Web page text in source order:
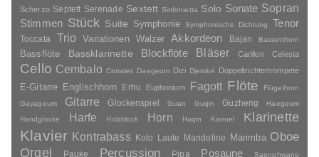
Scherzo Septett Serenade Sextett Sinfonietta Solo Sonate Sopran
Stimmen Stück Suite Symphonie Symphonische Dichtung Tenor
Toccata Trio Variationen Walzer Akkordeon Bajan Bassetthorn
Bassflöte Bassklarinette Blockflöte Bläser Carillon Celesta
Cello Cembalo Crotales Daegeum Dizi Djembé Doppeltrichtertrompete
E-Gitarre Englischhorn Erhu Euphonium Fagott Flöte
Flügelhorn
Gayageum
Gitarre Glockenspiel Guan Guqin Guzheng
Haegeum
Handglocke
Harfe Holzblock Horn Huqin Kannel Klarinette
Klavier Kontrabass Koto Laute Mandoline Marimba Oboe
Orgel Pauke Percussion Pipa Posaune Saenghwang